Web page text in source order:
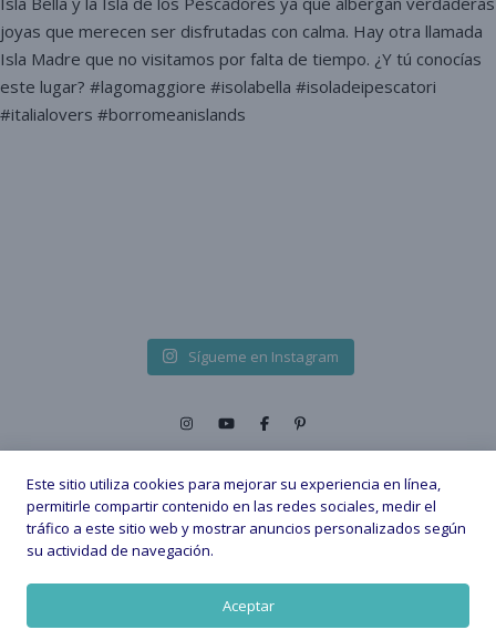
Sígueme en Instagram
2026 © - All Rights Reserved. |
Este sitio utiliza cookies para mejorar su experiencia en línea,
permitirle compartir contenido en las redes sociales, medir el
tráfico a este sitio web y mostrar anuncios personalizados según
su actividad de navegación.
Aceptar